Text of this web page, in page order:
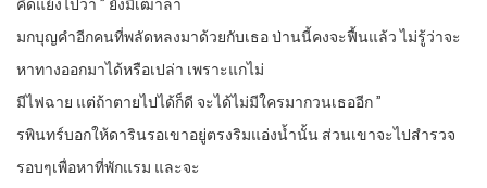
คิดแย้งไปว่า ” ยังมีเฒ่าลา
มกบุญคำอีกคนที่พลัดหลงมาด้วยกับเธอ ป่านนี้คงจะฟื้นแล้ว ไม่รู้ว่าจะ
หาทางออกมาได้หรือเปล่า เพราะแกไม่
มีไฟฉาย แต่ถ้าตายไปได้ก็ดี จะได้ไม่มีใครมากวนเธออีก ”
รพินทร์บอกให้ดารินรอเขาอยู่ตรงริมแอ่งน้ำนั้น ส่วนเขาจะไปสำรวจ
รอบๆเพื่อหาที่พักแรม และจะ